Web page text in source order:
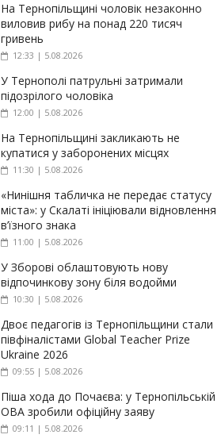
На Тернопільщині чоловік незаконно
виловив рибу на понад 220 тисяч
гривень
12:33 | 5.08.2026
У Тернополі патрульні затримали
підозрілого чоловіка
12:00 | 5.08.2026
На Тернопільщині закликають не
купатися у заборонених місцях
11:30 | 5.08.2026
«Нинішня табличка не передає статусу
міста»: у Скалаті ініціювали відновлення
в’їзного знака
11:00 | 5.08.2026
У Зборові облаштовують нову
відпочинкову зону біля водойми
10:30 | 5.08.2026
Двоє педагогів із Тернопільщини стали
півфіналістами Global Teacher Prize
Ukraine 2026
09:55 | 5.08.2026
Піша хода до Почаєва: у Тернопільській
ОВА зробили офіційну заяву
09:11 | 5.08.2026